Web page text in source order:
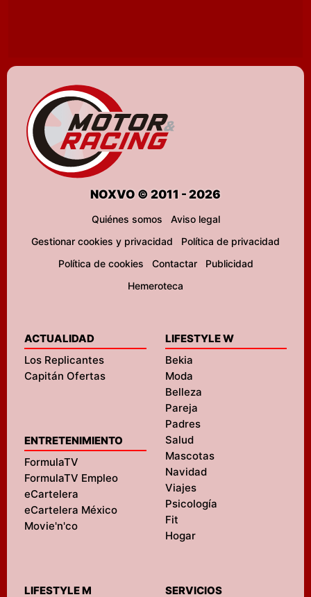
NOXVO © 2011 - 2026
Quiénes somos
Aviso legal
Gestionar cookies y privacidad
Política de privacidad
Política de cookies
Contactar
Publicidad
Hemeroteca
ACTUALIDAD
Los Replicantes
Capitán Ofertas
ENTRETENIMIENTO
FormulaTV
FormulaTV Empleo
eCartelera
eCartelera México
Movie'n'co
LIFESTYLE W
Bekia
Moda
Belleza
Pareja
Padres
Salud
Mascotas
Navidad
Viajes
Psicología
Fit
Hogar
LIFESTYLE M SERVICIOS